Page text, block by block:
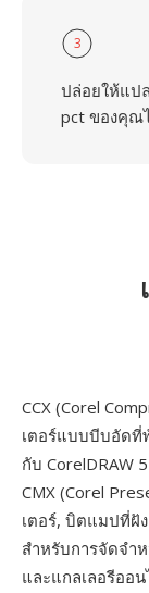
3
ปล่อยให้แป
pct ของคุณ
CCX (Corel
เตอร์แบบบีบอัด
กับ CorelDRAW
CMX (Corel
เตอร์, บิตแมปที่ฝั
สำหรับการจัดจำ
และแกลเลอรีออ